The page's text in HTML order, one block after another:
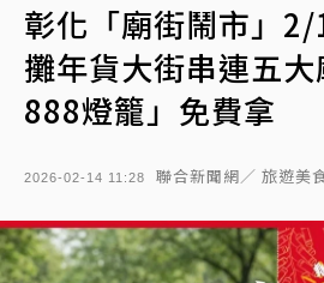
彰化「廟街鬧市」
攤年貨大街串連五
888燈籠」免費拿
2026-02-14 11:28 聯合新聞網／ 旅遊美